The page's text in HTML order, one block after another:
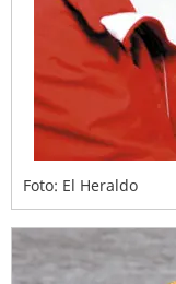
Foto: El Heraldo